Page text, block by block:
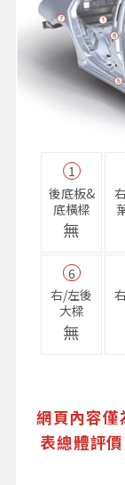
1
後底板&
底橫樑
無
6
右/左後
大樑
無
網頁內容僅
表總體評價